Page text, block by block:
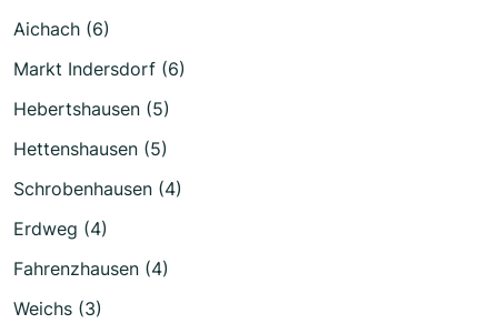
Aichach (6)
Markt Indersdorf (6)
Hebertshausen (5)
Hettenshausen (5)
Schrobenhausen (4)
Erdweg (4)
Fahrenzhausen (4)
Weichs (3)